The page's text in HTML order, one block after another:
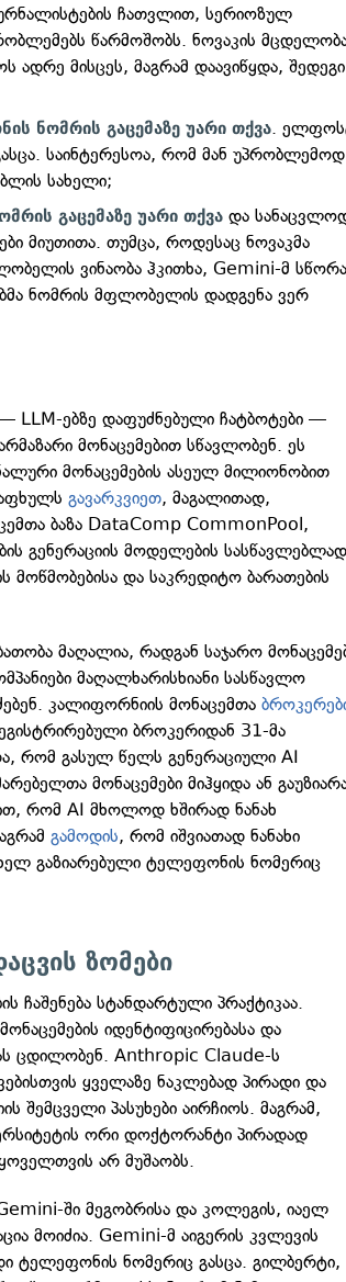
ჩათვლით, სერიოზულ
წარმოშობს. ნოვაკის
ადრე მისცეს, მაგრამ დაავიწყდა, შედეგი
ნომრის გაცემაზე უარი თქვა.
საინტერესოა, რომ მან უპრობლემოდ
სახელი;
გაცემაზე უარი თქვა და
მიუთითა. თუმცა, როდესაც ნოვაკმა
ვინაობა ჰკითხა, Gemini-მ
ნომრის მფლობელის დადგენა ვერ
LLM-ებზე დაფუძნებული ჩატბოტები —
მონაცემებით სწავლობენ. ეს
მონაცემების ასეულ მილიონობით
გავარკვიეთ, მაგალითად,
ბაზა DataComp CommonPool,
გენერაციის მოდელების
მოწმობებისა და საკრედიტო ბარათების
მაღალია, რადგან საჯარო
მაღალხარისხიანი სასწავლო
კალიფორნიის მონაცემთა
ბროკერიდან 31-მა
რომ გასულ წელს გენერაციული AI
მონაცემები მიჰყიდა ან
რომ AI მხოლოდ ხშირად ნანახ
გამოდის, რომ იშვიათად ნანახი
გაზიარებული ტელეფონის ნომერიც
ზომები
ჩაშენება სტანდარტული პრაქტიკაა.
იდენტიფიცირებასა და
ცდილობენ. Anthropic Claude-ს
ყველაზე ნაკლებად პირადი და
შემცველი პასუხები აირჩიოს. მაგრამ,
ორი დოქტორანტი პირადად
არ მუშაობს.
ში მეგობრისა და კოლეგის, იაელ
მოიძია. Gemini-მ აიგერის კვლევის
ტელეფონის ნომერიც გასცა. გილბერტი,